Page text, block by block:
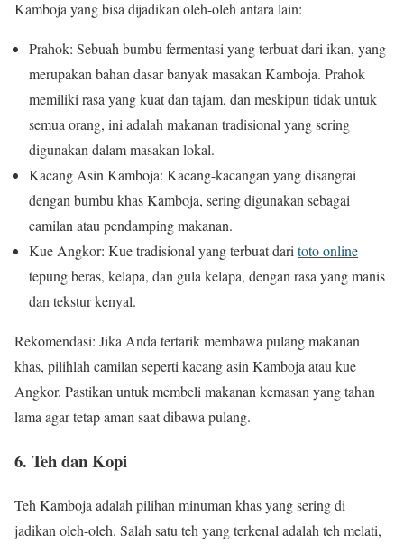
Kamboja yang bisa dijadikan oleh-oleh antara lain:
Prahok: Sebuah bumbu fermentasi yang terbuat dari ikan, yang
merupakan bahan dasar banyak masakan Kamboja. Prahok
memiliki rasa yang kuat dan tajam, dan meskipun tidak untuk
semua orang, ini adalah makanan tradisional yang sering
digunakan dalam masakan lokal.
Kacang Asin Kamboja: Kacang-kacangan yang disangrai
dengan bumbu khas Kamboja, sering digunakan sebagai
camilan atau pendamping makanan.
Kue Angkor: Kue tradisional yang terbuat daritoto online
tepung beras, kelapa, dan gula kelapa, dengan rasa yang manis
dan tekstur kenyal.
Rekomendasi: Jika Anda tertarik membawa pulang makanan
khas, pilihlah camilan seperti kacang asin Kamboja atau kue
Angkor. Pastikan untuk membeli makanan kemasan yang tahan
lama agar tetap aman saat dibawa pulang.
6. Teh dan Kopi
Teh Kamboja adalah pilihan minuman khas yang sering di
jadikan oleh-oleh. Salah satu teh yang terkenal adalah teh melati,